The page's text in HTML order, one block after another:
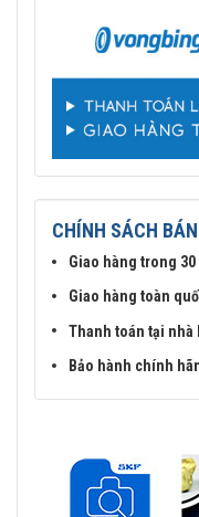
CHÍNH SÁCH
Giao hàng trong
Giao hàng toàn
Thanh toán tại nhà
Bảo hành chính